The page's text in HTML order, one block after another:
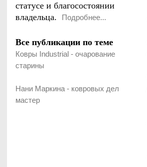
статусе и благосостоянии
владельца.
Подробнее...
Все публикации по теме
Ковры Industrial - очарование
старины
Нани Маркина - ковровых дел
мастер